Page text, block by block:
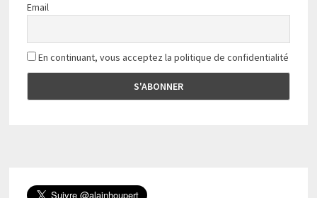
Email
En continuant, vous acceptez la politique de confidentialité